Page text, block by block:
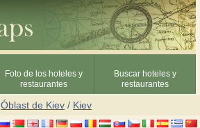
Foto de los hoteles y
restaurantes
Buscar hoteles y
restaurantes
Óblast de Kiev / Kiev